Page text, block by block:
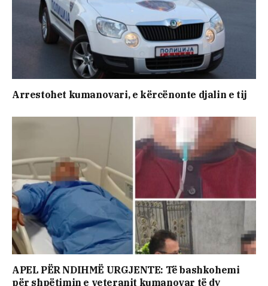
Arrestohet kumanovari, e kërcënonte djalin e tij
APEL PËR NDIHMË URGJENTE: Të bashkohemi
për shpëtimin e veteranit kumanovar të dy